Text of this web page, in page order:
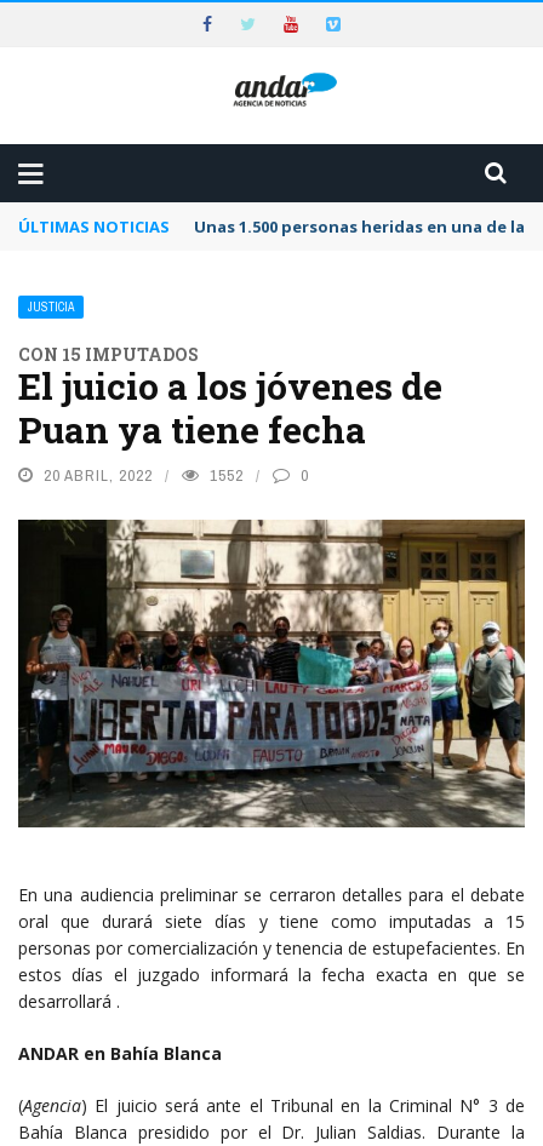
ÚLTIMAS NOTICIAS Unas 1.500 personas heridas en una de
JUSTICIA
CON 15 IMPUTADOS
El juicio a los jóvenes de
Puan ya tiene fecha
20 ABRIL, 2022 1552 0
En una audiencia preliminar se cerraron detalles para el debate
oral que durará siete días y tiene como imputadas a 15
personas por comercialización y tenencia de estupefacientes. En
estos días el juzgado informará la fecha exacta en que se
desarrollará .
ANDAR en Bahía Blanca
(Agencia) El juicio será ante el Tribunal en la Criminal N° 3 de
Bahía Blanca presidido por el Dr. Julian Saldias. Durante la